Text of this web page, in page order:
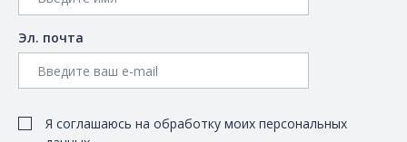
Эл. почта
Я соглашаюсь на обработку моих персональных